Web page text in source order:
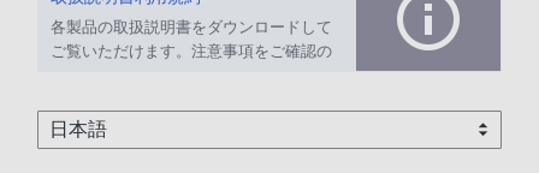
各製品の取扱説明書をダウンロードして
ご覧いただけます。注意事項をご確認の